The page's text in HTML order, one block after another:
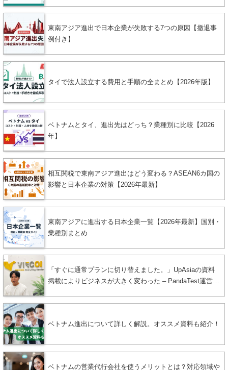
東南アジア進出で日本企業が失敗する7つの原因【撤退事
例付き】
タイで法人設立する費用と手順の全まとめ【2026年版】
ベトナムとタイ、進出先はどっち？業種別に比較【2026
年】
相互関税で東南アジア進出はどう変わる？ASEAN6カ国の
影響と日本企業の対策【2026年最新】
東南アジアに進出する日本企業一覧【2026年最新】国別・
業種別まとめ
「すぐに通常プランに切り替えました。」UpAsiaの資料
掲載によりビジネスが大きく変わった – PandaTest運営者
ベトナム進出について詳しく解説。オススメ資料も紹介！
ベトナムの営業代行会社を使うメリットとは？対応領域や